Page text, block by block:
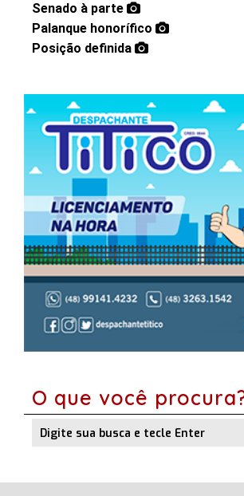
Senado à parte
Palanque honorífico
Posição definida
O que você